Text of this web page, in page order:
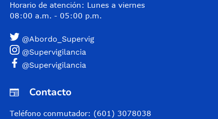
Horario de atención: Lunes a viernes
08:00 a.m. - 05:00 p.m.
@Abordo_Supervig
@Supervigilancia
@Supervigilancia
Contacto
Teléfono conmutador: (601) 3078038